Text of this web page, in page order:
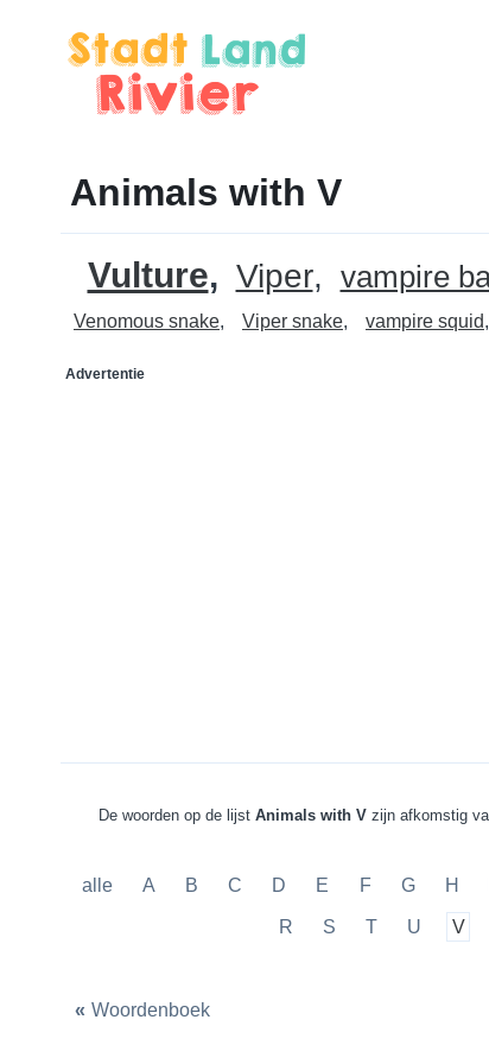
Animals with V
Vulture Viper vampire
Venomous snake Viper snake vampire squid
Advertentie
De woorden op de lijst Animals with Vzijn afkomstig
alle A B C D E F G H
R S T U V
« Woordenboek